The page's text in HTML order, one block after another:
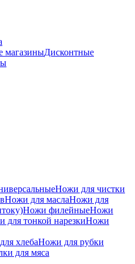
магазиныДисконтные
Ножи для чистки
Ножи для маслаНожи для
Ножи филейныеНожи
для тонкой нарезкиНожи
хлебаНожи для рубки
для мяса